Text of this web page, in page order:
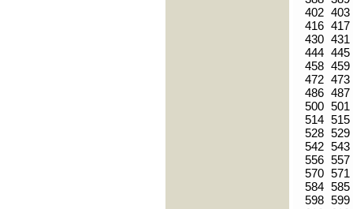
402 403
416 417
430 431
444 445
458 459
472 473
486 487
500 501
514 515
528 529
542 543
556 557
570 571
584 585
598 599